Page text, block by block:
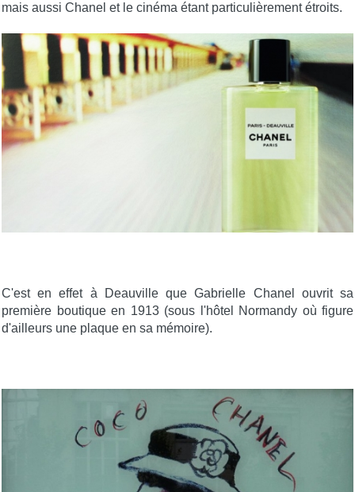
mais aussi Chanel et le cinéma étant particulièrement étroits.
C'est en effet à Deauville que Gabrielle Chanel ouvrit sa
première boutique en 1913 (sous l'hôtel Normandy où figure
d'ailleurs une plaque en sa mémoire).